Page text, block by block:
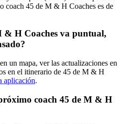
coach 45 de M & H Coaches es de
& H Coaches va puntual,
un mapa, ver las actualizaciones en
en el itinerario de 45 de M & H
aplicación.
coach 45 de M & H